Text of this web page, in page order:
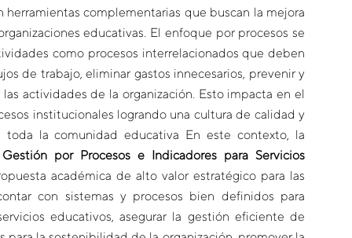
complementarias que buscan la mejora
educativas. El enfoque por procesos se
como procesos interrelacionados que deben
de trabajo, eliminar gastos innecesarios, prevenir y
actividades de la organización. Esto impacta en el
institucionales logrando una cultura de calidad y
la comunidad educativa En este contexto, la
por Procesos e Indicadores para Servicios
académica de alto valor estratégico para las
con sistemas y procesos bien definidos para
educativos, asegurar la gestión eficiente de